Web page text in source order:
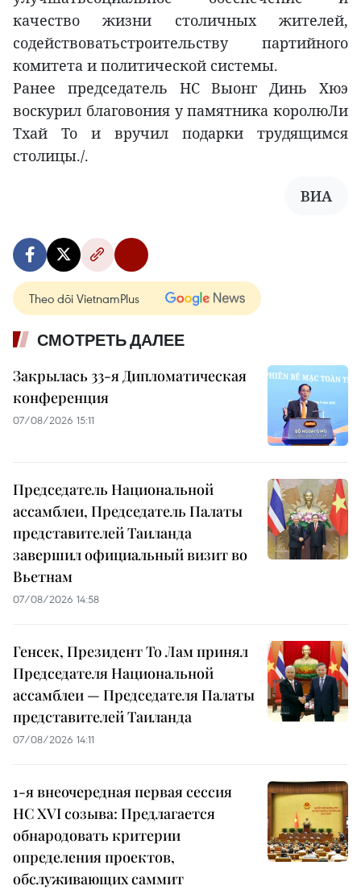
качество жизни столичных жителей,
содействоватьстроительству партийного
комитета и политической системы.
Ранее председатель НС Выонг Динь Хюэ
воскурил благовония у памятника королюЛи
Тхай То и вручил подарки трудящимся
столицы./.
ВИА
Theo dõi VietnamPlus
СМОТРЕТЬ ДАЛЕЕ
Закрылась 33-я Дипломатическая
конференция
07/08/2026 15:11
Председатель Национальной
ассамблеи, Председатель Палаты
представителей Таиланда
завершил официальный визит во
Вьетнам
07/08/2026 14:58
Генсек, Президент То Лам принял
Председателя Национальной
ассамблеи — Председателя Палаты
представителей Таиланда
07/08/2026 14:11
1-я внеочередная первая сессия
НС XVI созыва: Предлагается
обнародовать критерии
определения проектов,
обслуживающих саммит